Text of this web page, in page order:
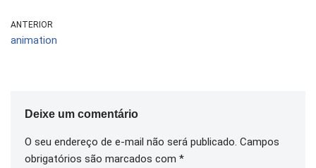
ANTERIOR
animation
Deixe um comentário
O seu endereço de e-mail não será publicado. Campos
obrigatórios são marcados com *